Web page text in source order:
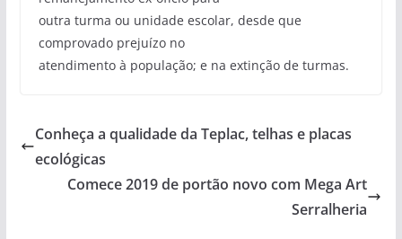
outra turma ou unidade escolar, desde que
comprovado prejuízo no
atendimento à população; e na extinção de turmas.
Conheça a qualidade da Teplac, telhas e placas
ecológicas
Comece 2019 de portão novo com Mega Art
Serralheria